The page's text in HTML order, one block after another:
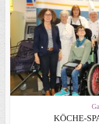
KÖCHE-